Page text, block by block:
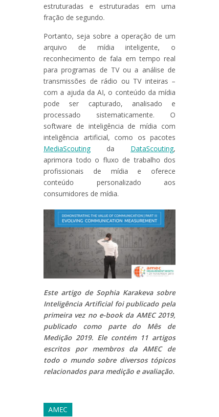
estruturadas e estruturadas em uma
fração de segundo.
Portanto, seja sobre a operação de um
arquivo de mídia inteligente, o
reconhecimento de fala em tempo real
para programas de TV ou a análise de
transmissões de rádio ou TV inteiras –
com a ajuda da AI, o conteúdo da mídia
pode ser capturado, analisado e
processado sistematicamente. O
software de inteligência de mídia com
inteligência artificial, como os pacotes
MediaScoutingda DataScouting,
aprimora todo o fluxo de trabalho dos
profissionais de mídia e oferece
conteúdo personalizado aos
consumidores de mídia.
Este artigo de Sophia Karakeva sobre
Inteligência Artificial foi publicado pela
primeira vez no e-book da AMEC 2019,
publicado como parte do Mês de
Medição 2019. Ele contém 11 artigos
escritos por membros da AMEC de
todo o mundo sobre diversos tópicos
relacionados para medição e avaliação.
AMEC